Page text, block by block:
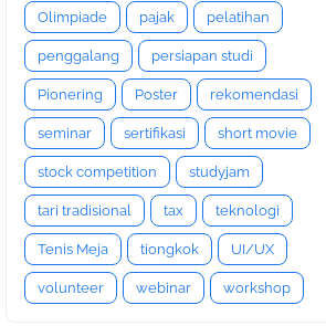
Olimpiade pajak pelatihan
penggalang persiapan studi
Pionering Poster rekomendasi
seminar sertifikasi short movie
stock competition studyjam
tari tradisional tax teknologi
Tenis Meja tiongkok UI/UX
volunteer webinar workshop